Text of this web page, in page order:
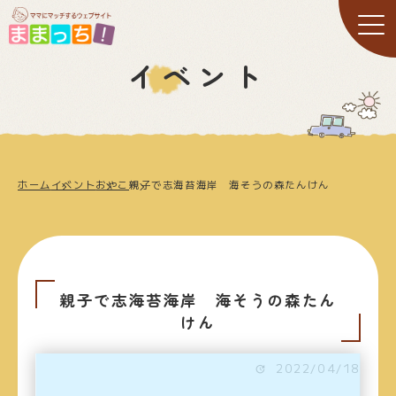
イベント
ホーム イベントおやこ親子で志海苔海岸 海そうの森たんけん
親子で志海苔海岸 海そうの森たん
けん
2022/04/18